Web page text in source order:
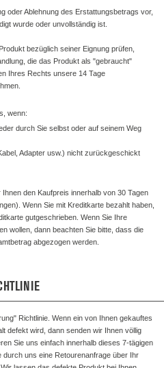
oder Ablehnung des Erstattungsbetrags vor,
wurde oder unvollständig ist.
bezüglich seiner Eignung prüfen,
die das Produkt als "gebraucht"
Ihres Rechts unsere 14 Tage
wenn:
durch Sie selbst oder auf seinem Weg
Adapter usw.) nicht zurückgeschickt
den Kaufpreis innerhalb von 30 Tagen
Wenn Sie mit Kreditkarte bezahlt haben,
gutgeschrieben. Wenn Sie Ihre
wollen, dann beachten Sie bitte, dass die
abgezogen werden.
Richtlinie. Wenn ein von Ihnen gekauftes
defekt wird, dann senden wir Ihnen völlig
Sie uns einfach innerhalb dieses 7-tägigen
uns eine Retourenanfrage über Ihr